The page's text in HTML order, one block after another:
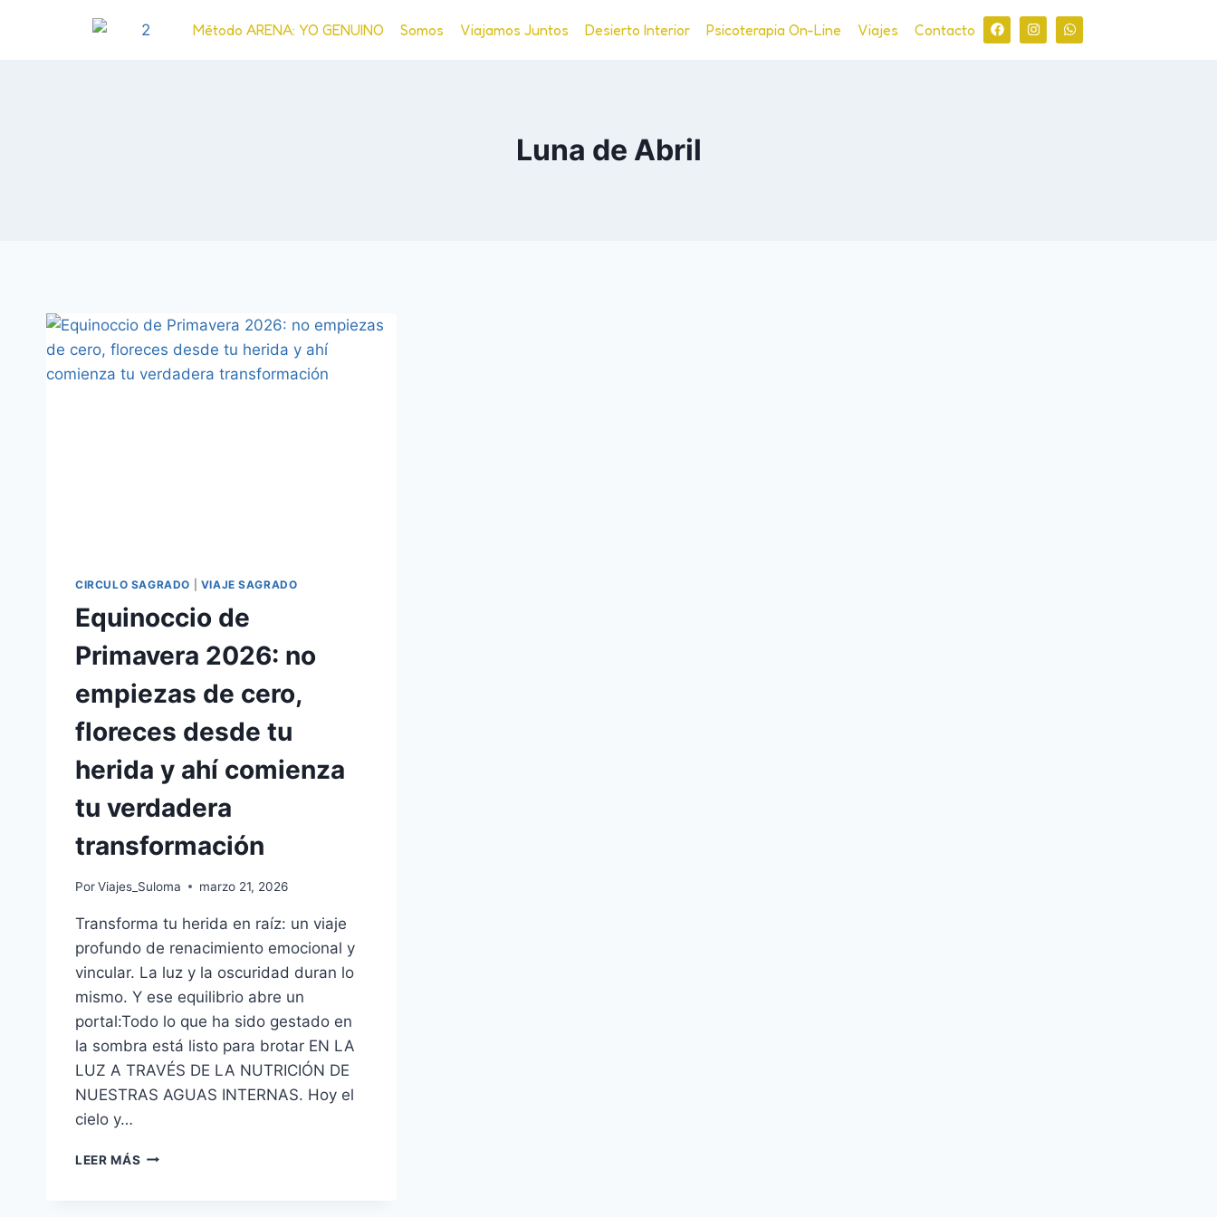
Método ARENA: YO GENUINO Somos Viajamos Juntos Desierto Interior Psicoterapia On-Line Viajes Contacto
Luna de Abril
CIRCULO SAGRADO VIAJE SAGRADO
Equinoccio de
Primavera 2026: no
empiezas de cero,
floreces desde tu
herida y ahí comienza
tu verdadera
transformación
PorViajes_Suloma marzo 21, 2026
Transforma tu herida en raíz: un viaje
profundo de renacimiento emocional y
vincular. La luz y la oscuridad duran lo
mismo. Y ese equilibrio abre un
portal:Todo lo que ha sido gestado en
la sombra está listo para brotar EN LA
LUZ A TRAVÉS DE LA NUTRICIÓN DE
NUESTRAS AGUAS INTERNAS. Hoy el
cielo y…
LEER MÁS